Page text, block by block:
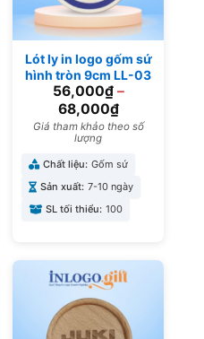
Lót ly in logo gốm sứ
hình tròn 9cm LL-03
56,000₫–
68,000₫
Giá tham khảo theo số
lượng
Chất liệu: Gốm sứ
Sản xuất: 7-10 ngày
SL tối thiểu: 100